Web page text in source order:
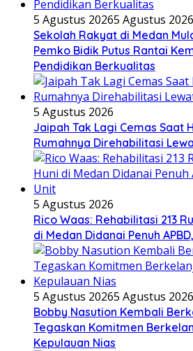
5 Agustus 20265 Agustus 2026
Sekolah Rakyat di Medan
Pemko Bidik Putus Rantai
Pendidikan Berkualitas
5 Agustus 2026
Jaipah Tak Lagi Cemas Saat
Rumahnya Direhabilitasi
5 Agustus 2026
Rico Waas: Rehabilitasi 213
di Medan Didanai Penuh
5 Agustus 20265 Agustus 2026
Bobby Nasution Kembali
Tegaskan Komitmen
Kepulauan Nias